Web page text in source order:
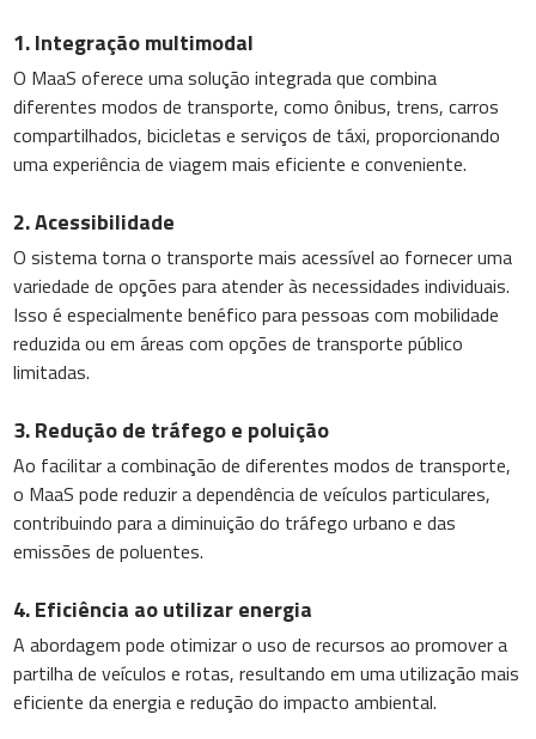
1. Integração multimodal
O MaaS oferece uma solução integrada que combina
diferentes modos de transporte, como ônibus, trens, carros
compartilhados, bicicletas e serviços de táxi, proporcionando
uma experiência de viagem mais eficiente e conveniente.
2. Acessibilidade
O sistema torna o transporte mais acessível ao fornecer uma
variedade de opções para atender às necessidades individuais.
Isso é especialmente benéfico para pessoas com mobilidade
reduzida ou em áreas com opções de transporte público
limitadas.
3. Redução de tráfego e poluição
Ao facilitar a combinação de diferentes modos de transporte,
o MaaS pode reduzir a dependência de veículos particulares,
contribuindo para a diminuição do tráfego urbano e das
emissões de poluentes.
4. Eficiência ao utilizar energia
A abordagem pode otimizar o uso de recursos ao promover a
partilha de veículos e rotas, resultando em uma utilização mais
eficiente da energia e redução do impacto ambiental.